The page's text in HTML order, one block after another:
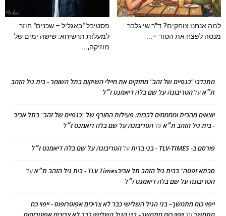
למה אנחנו צוחקים? ד"ר שי גלבר
מנסה לפצח את הסוד –...
פסטיבל "באגליל – שכנים" חוזר
למעלות תרשיחא: שישה ימים של
מוזיקה,...
מתנדבי "כנפיים של זהב" מחזקים את חיילי השיקום בתל השומר - בית גיל הזהב
ת״אעלהטריבונה על שם בלה דיאמנט ז״ל
יוצאים מהבית ומחממים לבבות: פעילות החורף של "כנפיים של זהב" בתל אביב
- בית גיל הזהב ת״אעלהטריבונה על שם בלה דיאמנט ז״ל
פורסם ב- TLV-TIMES - בני ברית עלהטריבונה על שם בלה דיאמנט ז״ל
סבתא זפטה" בבית גיל הזהב תל אביבTLV Times - בית גיל הזהב ת״א על
הטריבונה על שם בלה דיאמנט ז״ל
ייפוי כוח מתמשך– בני הגיל השלישי כבר לא צריכים אפוטרופוס - ייפוי כח